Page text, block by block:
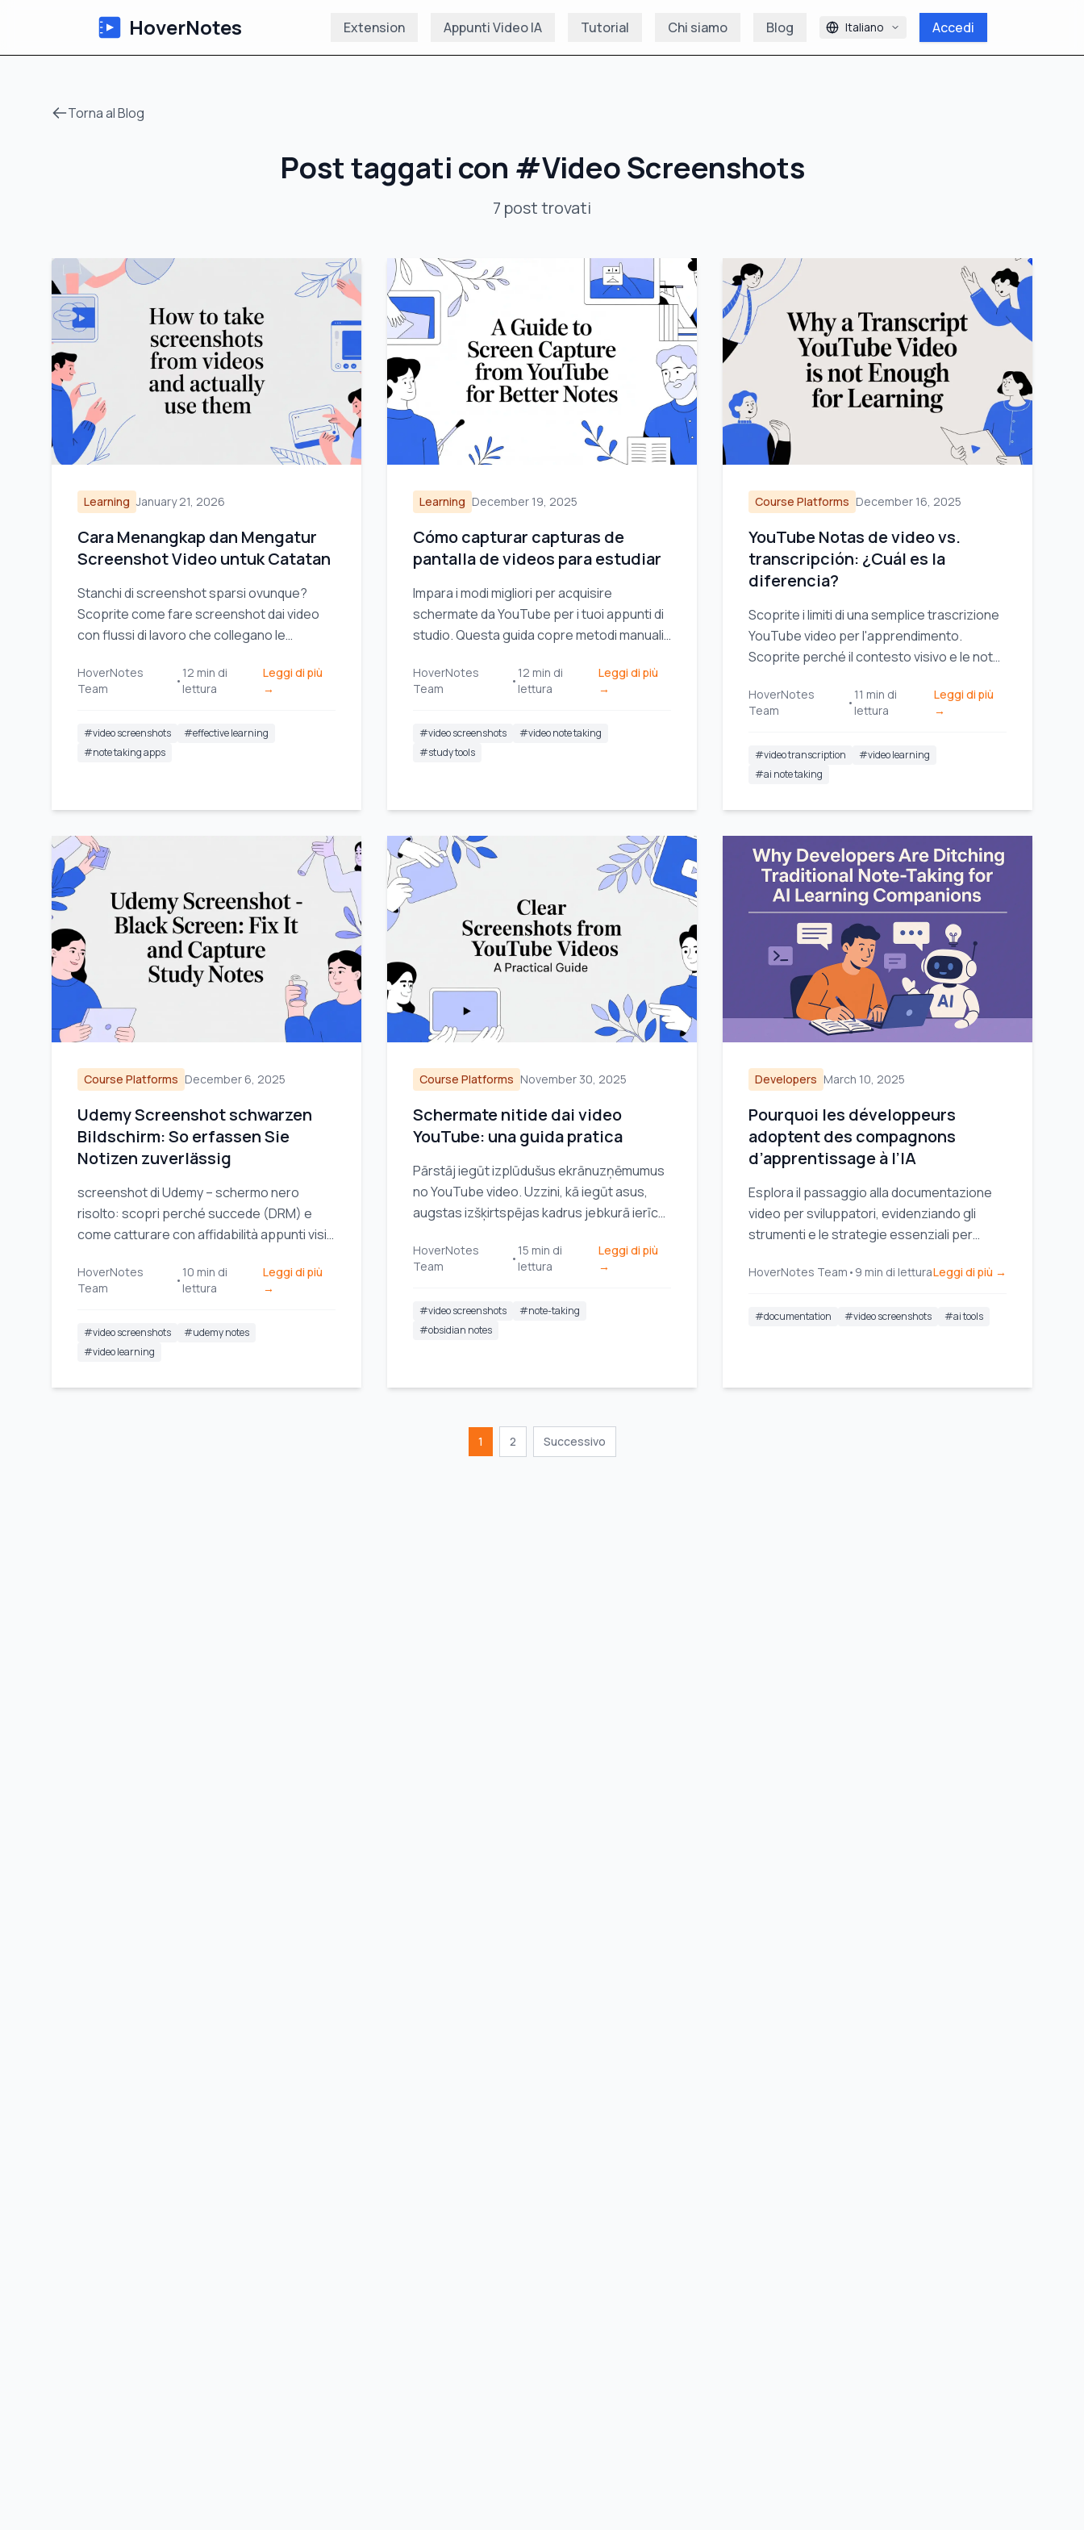
HoverNotes Extension Appunti Video IA Tutorial Chi siamo Blog Italiano Accedi
Torna al Blog
Post taggati con #Video Screenshots
7 posttrovati
Learning January 21, 2026
Cara Menangkap dan Mengatur
Screenshot Video untuk Catatan
Stanchi di screenshot sparsi ovunque?
Scoprite come fare screenshot dai video
con flussi di lavoro che collegano le
vostro apprendimento.
HoverNotes
Team
•
12 min di
lettura
Leggi di più
→
#video screenshots #effective learning
#note taking apps
Learning December 19, 2025
Cómo capturar capturas de
pantalla de videos para estudiar
Impara i modi migliori per acquisire
schermate da YouTube per i tuoi appunti di
studio. Questa guida copre metodi manuali,
le acquisizioni.
HoverNotes
Team
•
12 min di
lettura
Leggi di più
→
#video screenshots #video note taking
#study tools
Course Platforms December 16, 2025
YouTube Notas de video vs.
transcripción: ¿Cuál es la
diferencia?
Scoprite i limiti di una semplice trascrizione
YouTube video per l'apprendimento.
Scoprite perché il contesto visivo e le note
una vera ritenzione.
HoverNotes
Team
•
11 min di
lettura
Leggi di più
→
#video transcription #video learning
#ai note taking
Course Platforms December 6, 2025
Udemy Screenshot schwarzen
Bildschirm: So erfassen Sie
Notizen zuverlässig
screenshot di Udemy – schermo nero
risolto: scopri perché succede (DRM) e
come catturare con affidabilità appunti visivi
HoverNotes
Team
•
10 min di
lettura
Leggi di più
→
#video screenshots #udemy notes
#video learning
Course Platforms November 30, 2025
Schermate nitide dai video
YouTube: una guida pratica
Pārstāj iegūt izplūdušus ekrānuzņēmumus
no YouTube video. Uzzini, kā iegūt asus,
augstas izšķirtspējas kadrus jebkurā ierīcē
HoverNotes
Team
•
15 min di
lettura
Leggi di più
→
#video screenshots #note-taking
#obsidian notes
Developers March 10, 2025
Pourquoi les développeurs
adoptent des compagnons
d’apprentissage à l’IA
Esplora il passaggio alla documentazione
video per sviluppatori, evidenziando gli
strumenti e le strategie essenziali per
e l'efficienza del team.
HoverNotes Team • 9 min di letturaLeggi di più →
#documentation #video screenshots #ai tools
1 2 Successivo